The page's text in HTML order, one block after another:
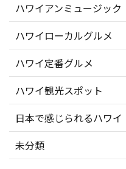
ハワイアンミュージック
ハワイローカルグルメ
ハワイ定番グルメ
ハワイ観光スポット
日本で感じられるハワイ
未分類